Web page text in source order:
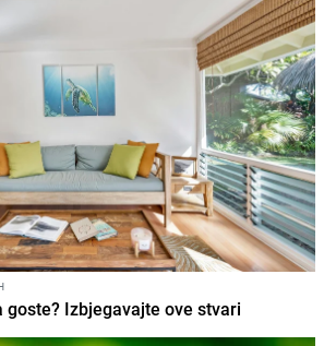
goste? Izbjegavajte ove stvari